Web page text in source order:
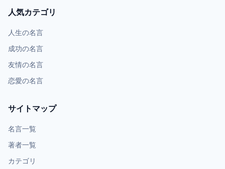
人気カテゴリ
人生の名言
成功の名言
友情の名言
恋愛の名言
サイトマップ
名言一覧
著者一覧
カテゴリ